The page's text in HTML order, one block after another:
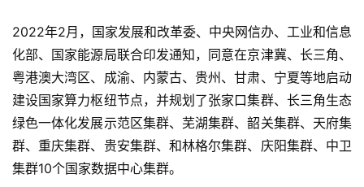
2022年2月，国家发展和改革委、中央网信办、工业和信息
化部、国家能源局联合印发通知，同意在京津冀、长三角、
粤港澳大湾区、成渝、内蒙古、贵州、甘肃、宁夏等地启动
建设国家算力枢纽节点，并规划了张家口集群、长三角生态
绿色一体化发展示范区集群、芜湖集群、韶关集群、天府集
群、重庆集群、贵安集群、和林格尔集群、庆阳集群、中卫
集群10个国家数据中心集群。